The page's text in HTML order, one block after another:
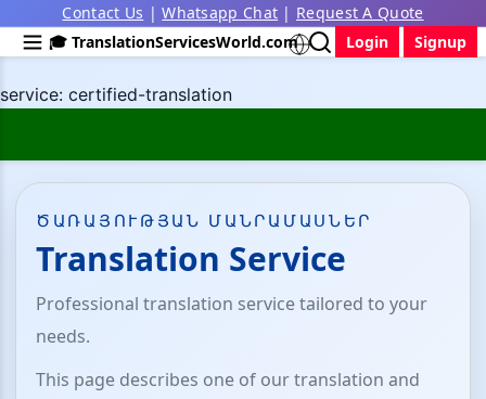
service: certified-translation
Contact Us |Whatsapp Chat | Request A Quote
🎓 TranslationServicesWorld.com
Login Signup
ԾԱՌԱՅՈՒԹՅԱՆ ՄԱՆՐԱՄԱՍՆԵՐ
Translation Service
Professional translation service tailored to your
needs.
This page describes one of our translation and